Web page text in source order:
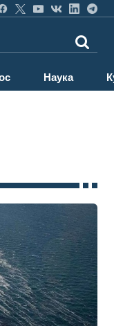
Наука